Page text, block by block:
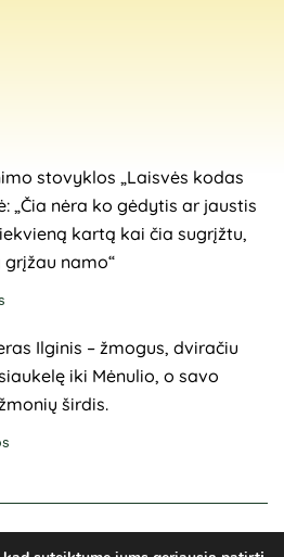
stovyklos „Laisvės kodas
„Čia nėra ko gėdytis ar jaustis
kartą kai čia sugrįžtu,
namo“
Ilginis – žmogus, dviračiu
iki Mėnulio, o savo
širdis.
teisės saugomos. Svetainė